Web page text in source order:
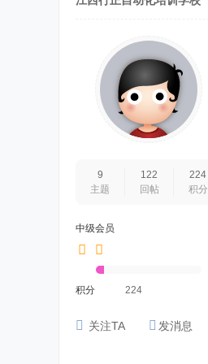
9
主题
122
回帖
224
积分
中级会员
积分 224
关注TA 发消息